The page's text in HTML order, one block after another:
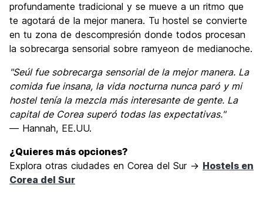
profundamente tradicional y se mueve a un ritmo que
te agotará de la mejor manera. Tu hostel se convierte
en tu zona de descompresión donde todos procesan
la sobrecarga sensorial sobre ramyeon de medianoche.
"Seúl fue sobrecarga sensorial de la mejor manera. La
comida fue insana, la vida nocturna nunca paró y mi
hostel tenía la mezcla más interesante de gente. La
capital de Corea superó todas las expectativas."
— Hannah, EE.UU.
¿Quieres más opciones?
Explora otras ciudades en Corea del Sur → Hostels en
Corea del Sur